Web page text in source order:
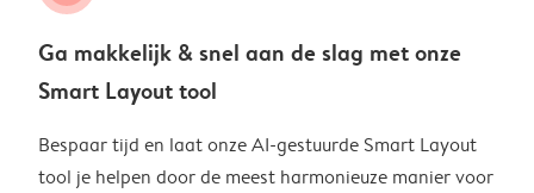
Ga makkelijk & snel aan de slag met onze
Smart Layout tool
Bespaar tijd en laat onze AI-gestuurde Smart Layout
tool je helpen door de meest harmonieuze manier voor